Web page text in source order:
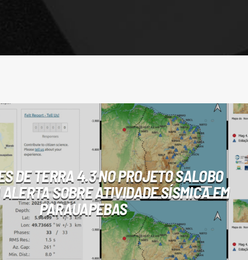
DE TERRA 4.3 NO PROJETO SALOBO
SOBRE ATIVIDADE SÍSMICA EM
PARAUAPEBAS